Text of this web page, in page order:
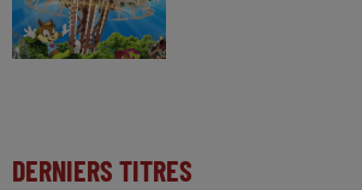
DERNIERS TITRES